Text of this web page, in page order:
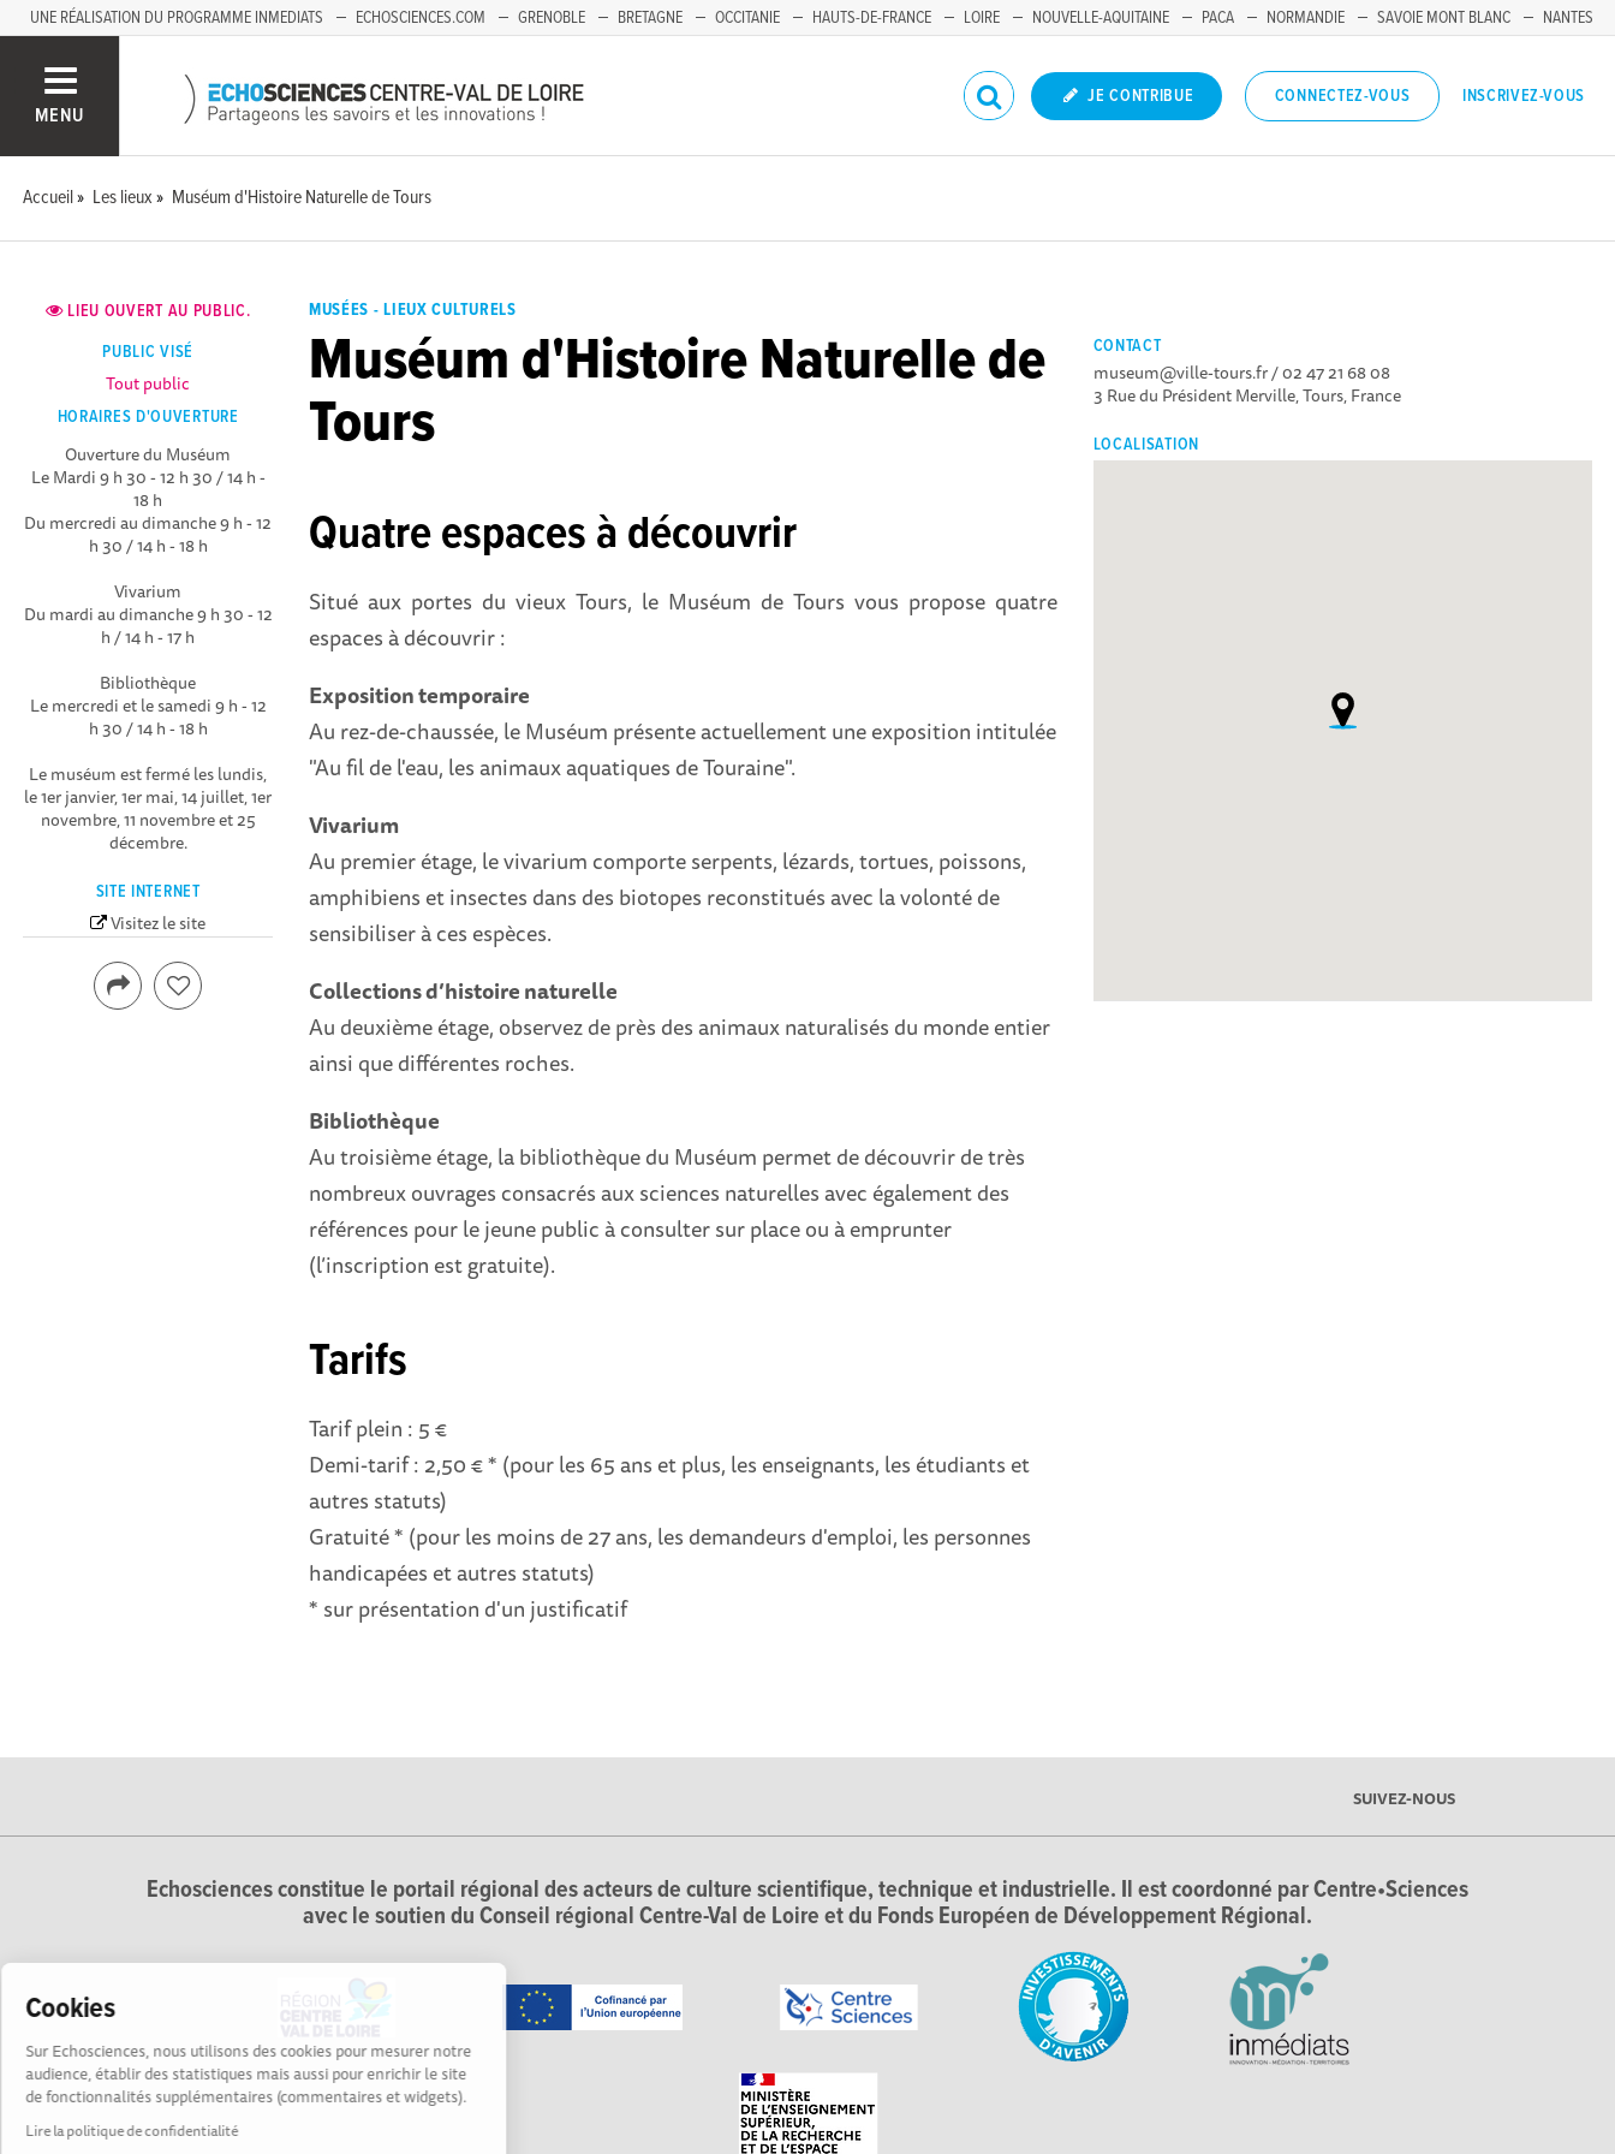
Cookies
Sur Echosciences, nous utilisons des cookies pour mesurer notre
audience, établir des statistiques mais aussi pour enrichir le site
de fonctionnalités supplémentaires (commentaires et widgets).
Lire la politique de confidentialité
UNE RÉALISATION DU PROGRAMME INMEDIATS ECHOSCIENCES.COM GRENOBLE BRETAGNE OCCITANIE HAUTS-DE-FRANCE LOIRE NOUVELLE-AQUITAINE PACA NORMANDIE SAVOIE MONT BLANC
NANTES
MENU
JE CONTRIBUE CONNECTEZ-VOUS INSCRIVEZ-VOUS
Accueil Les lieux Muséum d'Histoire Naturelle de Tours
MUSÉES - LIEUX CULTURELS
Muséum d'Histoire Naturelle de
Tours
Quatre espaces à découvrir
Situé aux portes du vieux Tours, le Muséum de Tours vous propose quatre
espaces à découvrir :
Exposition temporaire
Au rez-de-chaussée, le Muséum présente actuellement une exposition intitulée
"Au fil de l'eau, les animaux aquatiques de Touraine".
Vivarium
Au premier étage, le vivarium comporte serpents, lézards, tortues, poissons,
amphibiens et insectes dans des biotopes reconstitués avec la volonté de
sensibiliser à ces espèces.
Collections d’histoire naturelle
Au deuxième étage, observez de près des animaux naturalisés du monde entier
ainsi que différentes roches.
Bibliothèque
Au troisième étage, la bibliothèque du Muséum permet de découvrir de très
nombreux ouvrages consacrés aux sciences naturelles avec également des
références pour le jeune public à consulter sur place ou à emprunter
(l’inscription est gratuite).
Tarifs
Tarif plein : 5 €
Demi-tarif : 2,50 € * (pour les 65 ans et plus, les enseignants, les étudiants et
autres statuts)
Gratuité * (pour les moins de 27 ans, les demandeurs d'emploi, les personnes
handicapées et autres statuts)
* sur présentation d'un justificatif
CONTACT
museum@ville-tours.fr / 02 47 21 68 08
3 Rue du Président Merville, Tours, France
LOCALISATION
LIEU OUVERT AU PUBLIC.
PUBLIC VISÉ
Tout public
HORAIRES D'OUVERTURE
Ouverture du Muséum
Le Mardi 9 h 30 - 12 h 30 / 14 h -
18 h
Du mercredi au dimanche 9 h - 12
h 30 / 14 h - 18 h
Vivarium
Du mardi au dimanche 9 h 30 - 12
h / 14 h - 17 h
Bibliothèque
Le mercredi et le samedi 9 h - 12
h 30 / 14 h - 18 h
Le muséum est fermé les lundis,
le 1er janvier, 1er mai, 14 juillet, 1er
novembre, 11 novembre et 25
décembre.
SITE INTERNET
Visitez le site
SUIVEZ-NOUS
Echosciences constitue le portail régional des acteurs de culture scientifique, technique et industrielle. Il est coordonné par Centre•Sciences
avec le soutien du Conseil régional Centre-Val de Loire et du Fonds Européen de Développement Régional.